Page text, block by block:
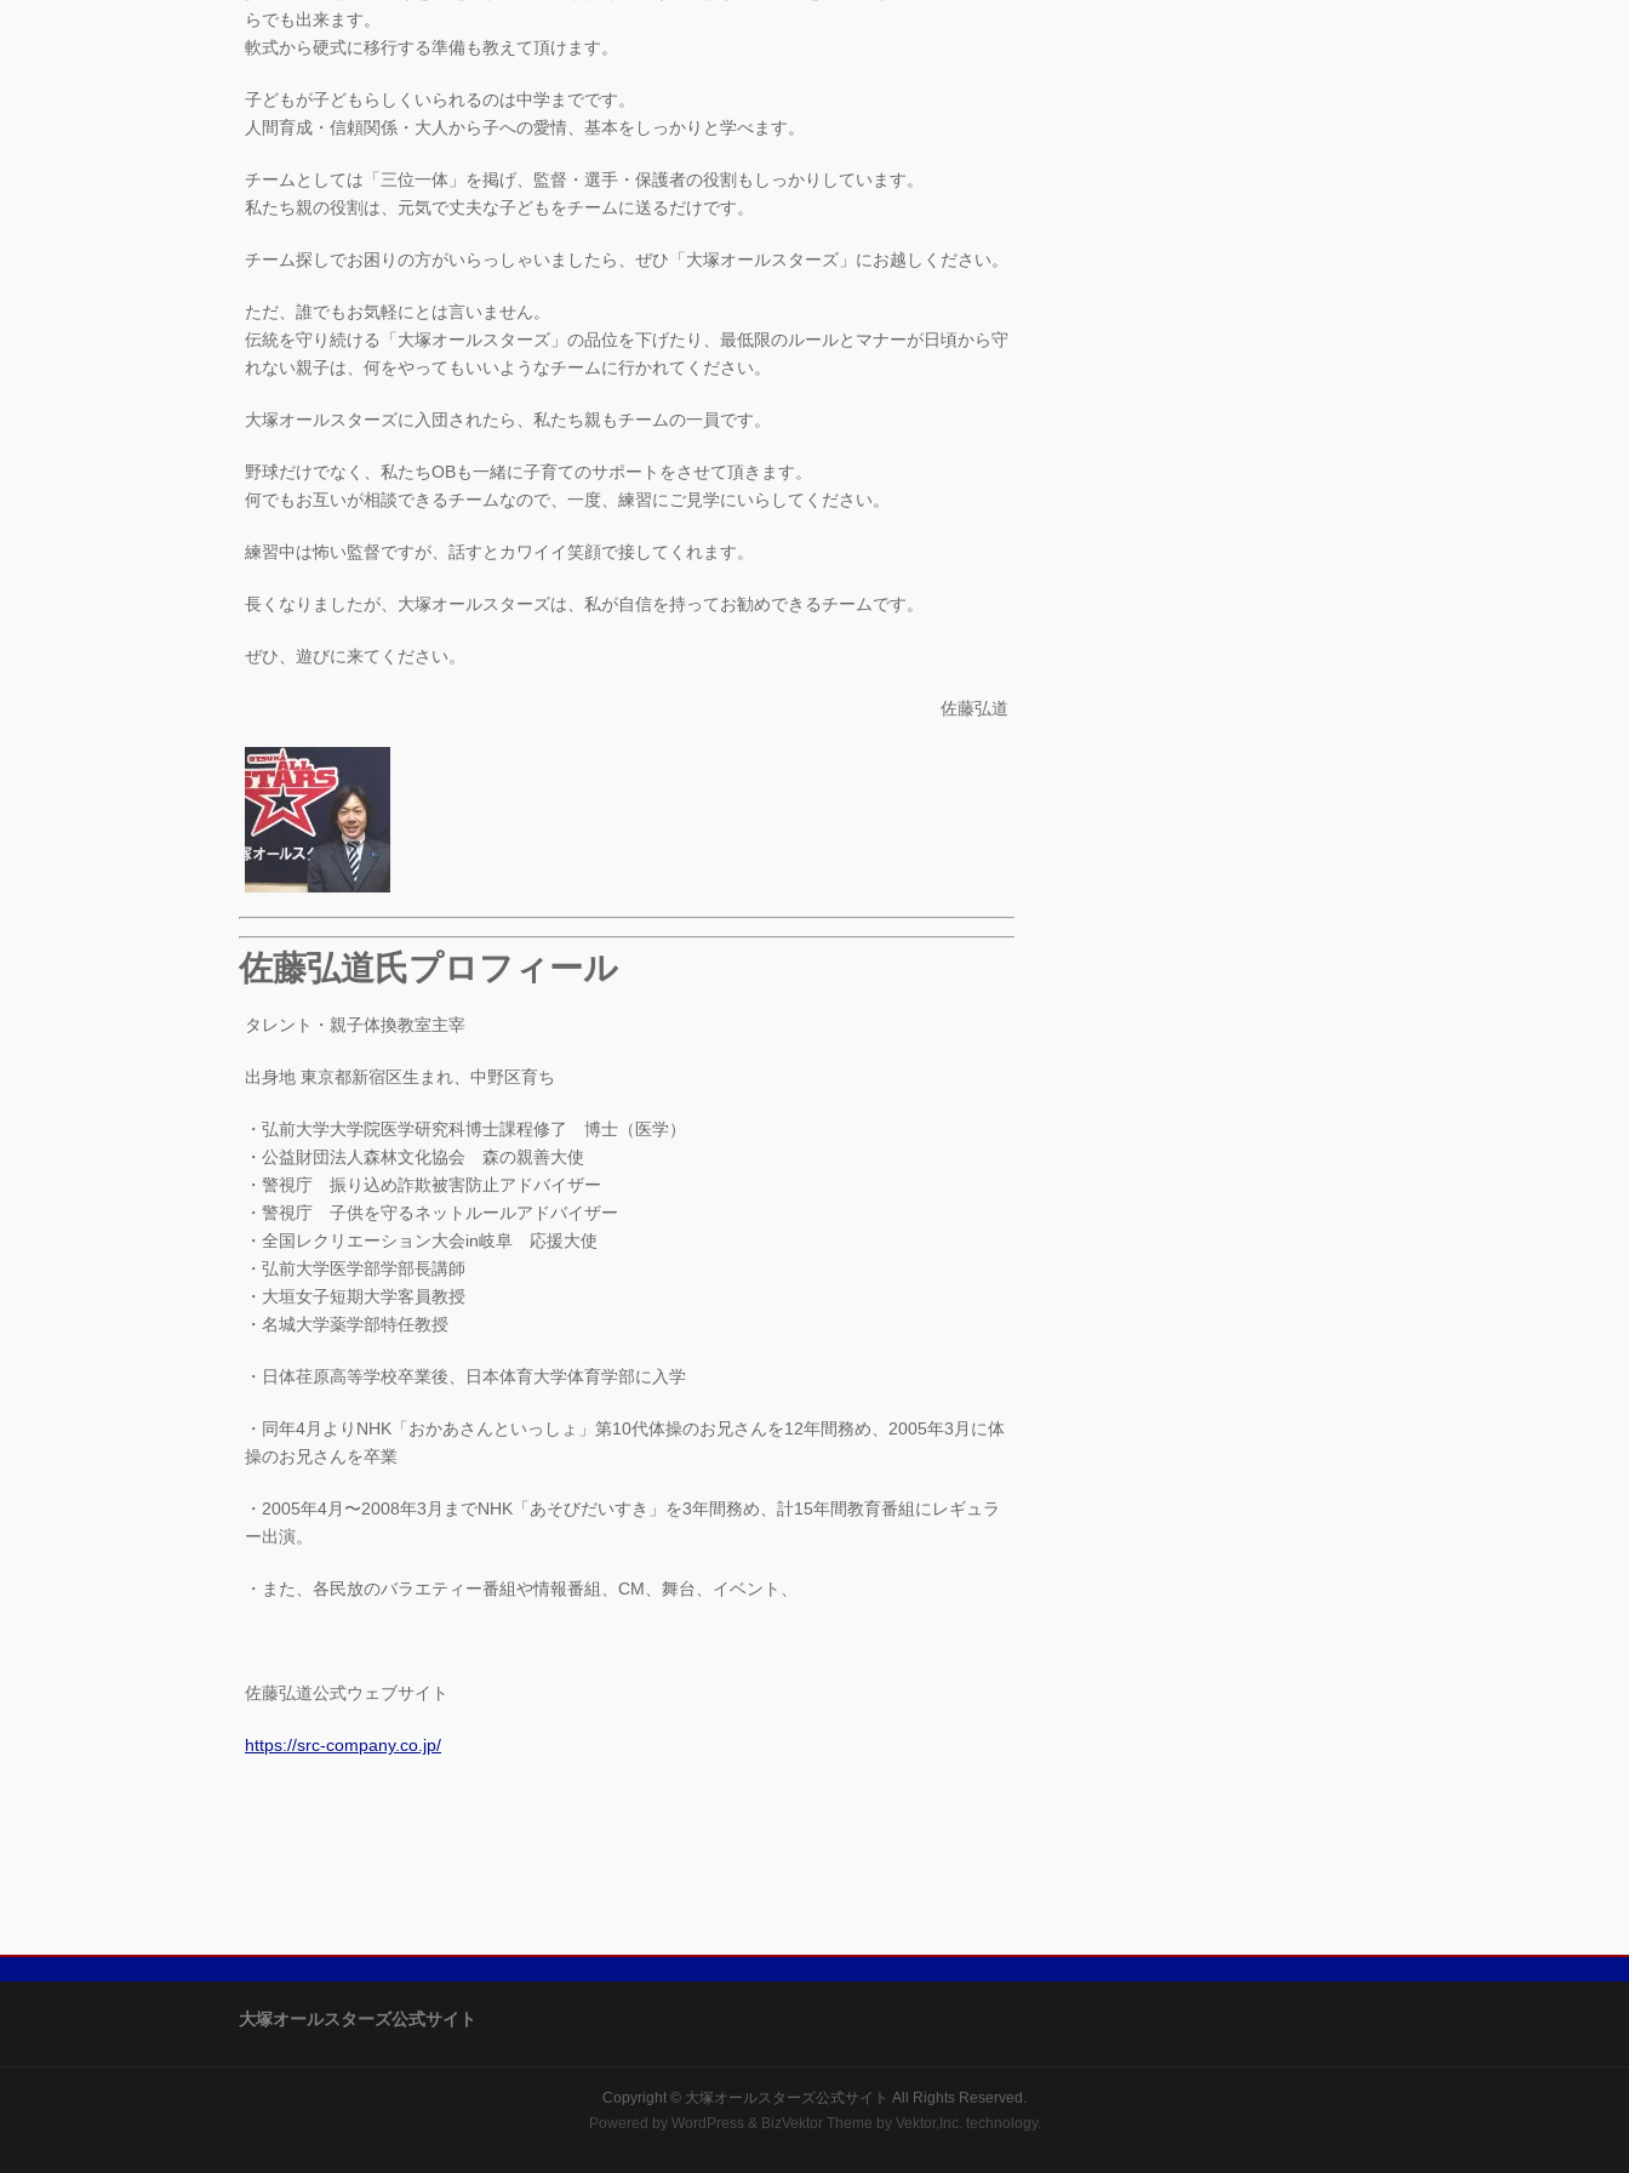
らでも出来ます。
軟式から硬式に移行する準備も教えて頂けます。
子どもが子どもらしくいられるのは中学までです。
人間育成・信頼関係・大人から子への愛情、基本をしっかりと学べます。
チームとしては「三位一体」を掲げ、監督・選手・保護者の役割もしっかりしています。
私たち親の役割は、元気で丈夫な子どもをチームに送るだけです。
チーム探しでお困りの方がいらっしゃいましたら、ぜひ「大塚オールスターズ」にお越しください。
ただ、誰でもお気軽にとは言いません。
伝統を守り続ける「大塚オールスターズ」の品位を下げたり、最低限のルールとマナーが日頃から守
れない親子は、何をやってもいいようなチームに行かれてください。
大塚オールスターズに入団されたら、私たち親もチームの一員です。
野球だけでなく、私たちOBも一緒に子育てのサポートをさせて頂きます。
何でもお互いが相談できるチームなので、一度、練習にご見学にいらしてください。
練習中は怖い監督ですが、話すとカワイイ笑顔で接してくれます。
長くなりましたが、大塚オールスターズは、私が自信を持ってお勧めできるチームです。
ぜひ、遊びに来てください。
佐藤弘道
佐藤弘道氏プロフィール
タレント・親子体換教室主宰
出身地 東京都新宿区生まれ、中野区育ち
・弘前大学大学院医学研究科博士課程修了 博士（医学）
・公益財団法人森林文化協会 森の親善大使
・警視庁 振り込め詐欺被害防止アドバイザー
・警視庁 子供を守るネットルールアドバイザー
・全国レクリエーション大会in岐阜 応援大使
・弘前大学医学部学部長講師
・大垣女子短期大学客員教授
・名城大学薬学部特任教授
・日体荏原高等学校卒業後、日本体育大学体育学部に入学
・同年4月よりNHK「おかあさんといっしょ」第10代体操のお兄さんを12年間務め、2005年3月に体
操のお兄さんを卒業
・2005年4月〜2008年3月までNHK「あそびだいすき」を3年間務め、計15年間教育番組にレギュラ
ー出演。
・また、各民放のバラエティー番組や情報番組、CM、舞台、イベント、
佐藤弘道公式ウェブサイト
https://src-company.co.jp/
大塚オールスターズ公式サイト
Copyright © 大塚オールスターズ公式サイト All Rights Reserved.
Powered by WordPress & BizVektor Theme by Vektor,Inc. technology.